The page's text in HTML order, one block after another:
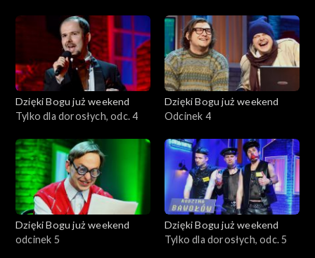
Dzięki Bogu już weekend
Tylko dla dorosłych, odc. 4
Dzięki Bogu już weekend
Odcinek 4
Dzięki Bogu już weekend
odcinek 5
Dzięki Bogu już weekend
Tylko dla dorosłych, odc. 5